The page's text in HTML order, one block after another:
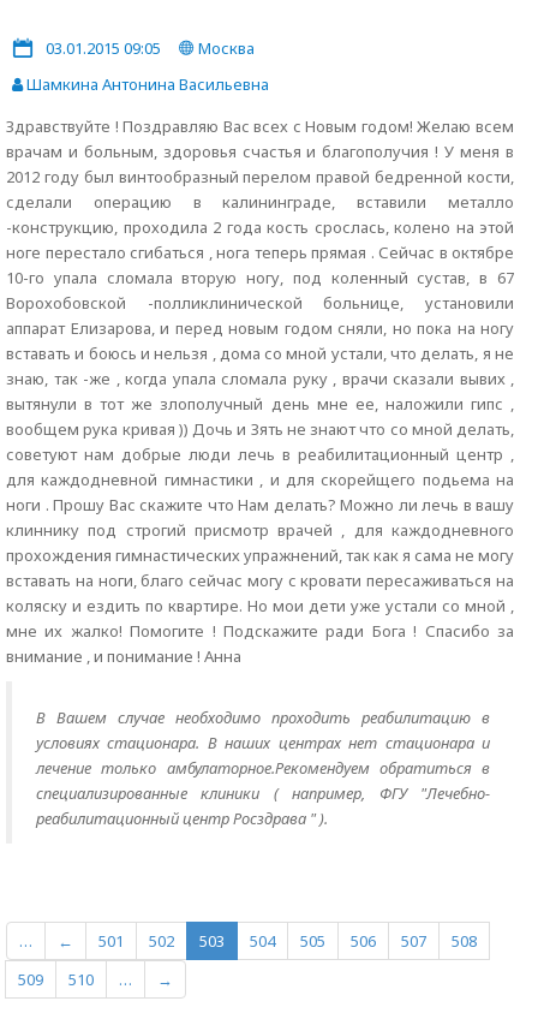
03.01.2015 09:05
Москва
Шамкина Антонина Васильевна
Здравствуйте ! Поздравляю Вас всех с Новым годом! Желаю всем
врачам и больным, здоровья счастья и благополучия ! У меня в
2012 году был винтообразный перелом правой бедренной кости,
сделали операцию в калининграде, вставили металло
-конструкцию, проходила 2 года кость срослась, колено на этой
ноге перестало сгибаться , нога теперь прямая . Сейчас в октябре
10-го упала сломала вторую ногу, под коленный сустав, в 67
Ворохобовской -полликлинической больнице, установили
аппарат Елизарова, и перед новым годом сняли, но пока на ногу
вставать и боюсь и нельзя , дома со мной устали, что делать, я не
знаю, так -же , когда упала сломала руку , врачи сказали вывих ,
вытянули в тот же злополучный день мне ее, наложили гипс ,
вообщем рука кривая )) Дочь и Зять не знают что со мной делать,
советуют нам добрые люди лечь в реабилитационный центр ,
для каждодневной гимнастики , и для скорейщего подьема на
ноги . Прошу Вас скажите что Нам делать? Можно ли лечь в вашу
клиннику под строгий присмотр врачей , для каждодневного
прохождения гимнастических упражнений, так как я сама не могу
вставать на ноги, благо сейчас могу с кровати пересаживаться на
коляску и ездить по квартире. Но мои дети уже устали со мной ,
мне их жалко! Помогите ! Подскажите ради Бога ! Спасибо за
внимание , и понимание ! Анна
В Вашем случае необходимо проходить реабилитацию в
условиях стационара. В наших центрах нет стационара и
лечение только амбулаторное.Рекомендуем обратиться в
специализированные клиники ( например, ФГУ "Лечебно-
реабилитационный центр Росздрава " ).
… ← 501 502 503 504 505 506 507
508
509
510 … →